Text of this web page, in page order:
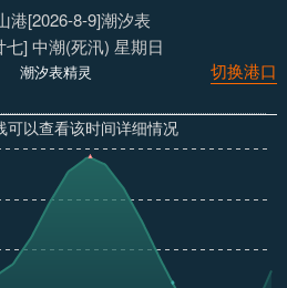
港[2026-8-9]潮汐表
七] 中潮(死汛) 星期日
切换港口
潮汐表精灵
可以查看该时间详细情况